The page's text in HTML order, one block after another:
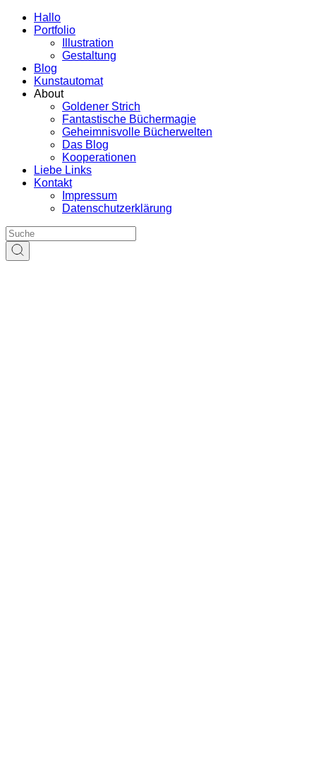
Hallo
Portfolio
Illustration
Gestaltung
Blog
Kunstautomat
About
Goldener Strich
Fantastische Büchermagie
Geheimnisvolle Bücherwelten
Das Blog
Kooperationen
Liebe Links
Kontakt
Impressum
Datenschutzerklärung